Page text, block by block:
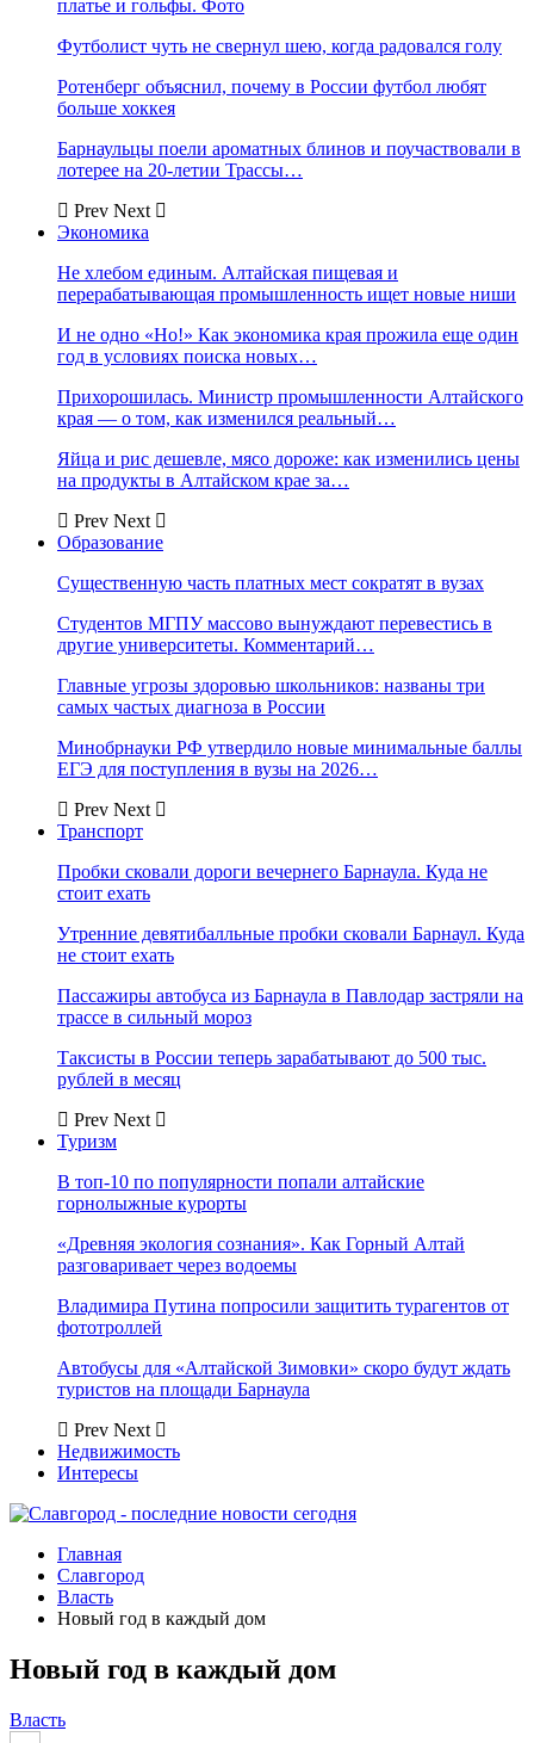
платье и гольфы. Фото
Футболист чуть не свернул шею, когда радовался голу
Ротенберг объяснил, почему в России футбол любят
больше хоккея
Барнаульцы поели ароматных блинов и поучаствовали в
лотерее на 20-летии Трассы…
Prev Next
Экономика
Не хлебом единым. Алтайская пищевая и
перерабатывающая промышленность ищет новые ниши
И не одно «Но!» Как экономика края прожила еще один
год в условиях поиска новых…
Прихорошилась. Министр промышленности Алтайского
края — о том, как изменился реальный…
Яйца и рис дешевле, мясо дороже: как изменились цены
на продукты в Алтайском крае за…
Prev Next
Образование
Существенную часть платных мест сократят в вузах
Студентов МГПУ массово вынуждают перевестись в
другие университеты. Комментарий…
Главные угрозы здоровью школьников: названы три
самых частых диагноза в России
Минобрнауки РФ утвердило новые минимальные баллы
ЕГЭ для поступления в вузы на 2026…
Prev Next
Транспорт
Пробки сковали дороги вечернего Барнаула. Куда не
стоит ехать
Утренние девятибалльные пробки сковали Барнаул. Куда
не стоит ехать
Пассажиры автобуса из Барнаула в Павлодар застряли на
трассе в сильный мороз
Таксисты в России теперь зарабатывают до 500 тыс.
рублей в месяц
Prev Next
Туризм
В топ-10 по популярности попали алтайские
горнолыжные курорты
«Древняя экология сознания». Как Горный Алтай
разговаривает через водоемы
Владимира Путина попросили защитить турагентов от
фототроллей
Автобусы для «Алтайской Зимовки» скоро будут ждать
туристов на площади Барнаула
Prev Next
Недвижимость
Интересы
Главная
Славгород
Власть
Новый год в каждый дом
Новый год в каждый дом
Власть